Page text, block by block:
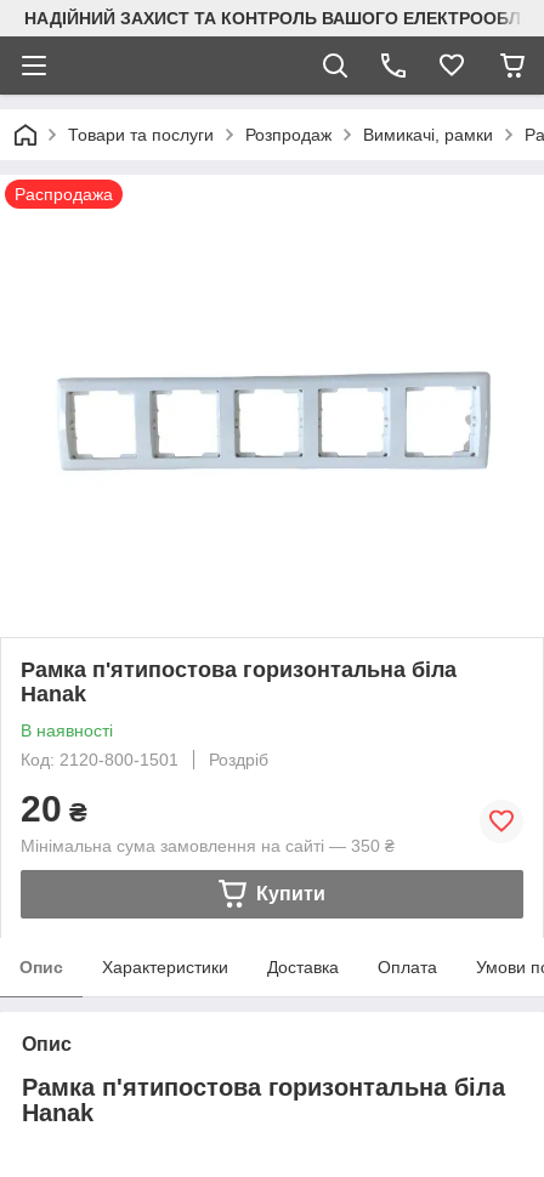
НАДІЙНИЙ ЗАХИСТ ТА КОНТРОЛЬ ВАШОГО
Товари та послуги Розпродаж Вимикачі, рамки
Распродажа
Рамка п'ятипостова горизонтальна біла
Hanak
В наявності
Код: 2120-800-1501
Роздріб
20 ₴
Мінімальна сума замовлення на сайті — 350 ₴
Купити
Опис Характеристики Доставка Оплата Умови
Опис
Рамка п'ятипостова горизонтальна біла
Hanak